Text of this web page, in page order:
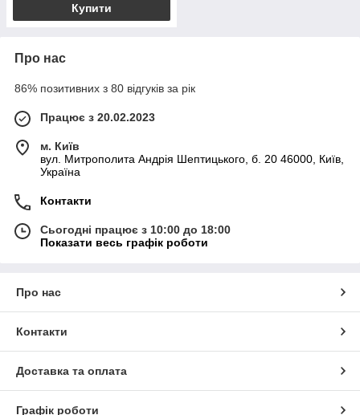
Купити
Про нас
86% позитивних з 80 відгуків за рік
Працює з 20.02.2023
м. Київ
вул. Митрополита Андрія Шептицького, б. 20 46000, Київ,
Україна
Контакти
Сьогодні працює з 10:00 до 18:00
Показати весь графік роботи
Про нас
Контакти
Доставка та оплата
Графік роботи